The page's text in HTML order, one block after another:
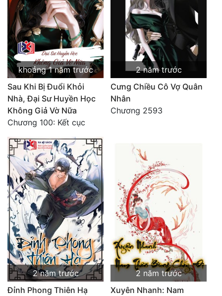
Tính Cách Nhân Vật :
Cơ Trí
Sát Phạt Quyết Đoán
Vô Sỉ
Điềm Đạm
khoảng 1 năm trước
Sau Khi Bị Đuổi Khỏi
Nhà, Đại Sư Huyền Học
Không Giả Vờ Nữa
Chương 100: Kết cục
2 năm trước
Cưng Chiều Cô Vợ Quân
Nhân
Chương 2593
2 năm trước
Đỉnh Phong Thiên Hạ
2 năm trước
Xuyên Nhanh: Nam